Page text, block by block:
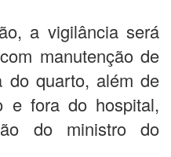
a vigilância será
manutenção de
do quarto, além de
e fora do hospital,
do ministro do